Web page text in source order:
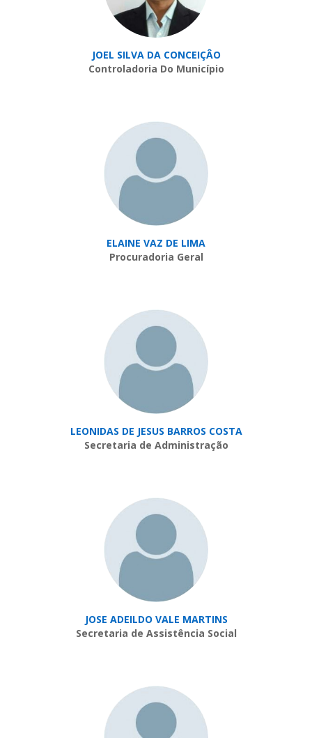
JOEL SILVA DA CONCEIÇÂO
Controladoria Do Município
ELAINE VAZ DE LIMA
Procuradoria Geral
LEONIDAS DE JESUS BARROS COSTA
Secretaria de Administração
JOSE ADEILDO VALE MARTINS
Secretaria de Assistência Social